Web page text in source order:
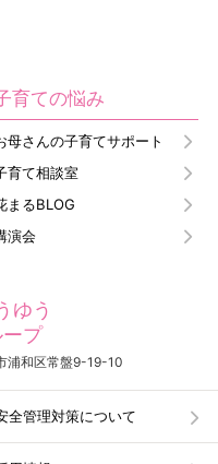
育ての悩み
母さんの子育てサポート
育て相談室
まるBLOG
演会
ゆう
プ
浦和区常盤9-19-10
全管理対策について